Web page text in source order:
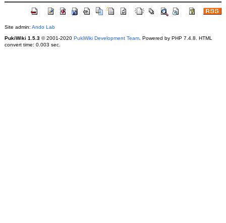
Site admin: Ando Lab
PukiWiki 1.5.3© 2001-2020 PukiWiki Development Team. Powered by PHP 7.4.8. HTML
convert time: 0.003 sec.